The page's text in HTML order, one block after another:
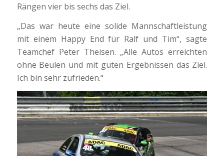
Rängen vier bis sechs das Ziel.
„Das war heute eine solide Mannschaftleistung
mit einem Happy End für Ralf und Tim“, sagte
Teamchef Peter Theisen. „Alle Autos erreichten
ohne Beulen und mit guten Ergebnissen das Ziel.
Ich bin sehr zufrieden.“